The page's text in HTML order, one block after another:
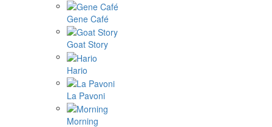
Gene Café
Goat Story
Hario
La Pavoni
Morning